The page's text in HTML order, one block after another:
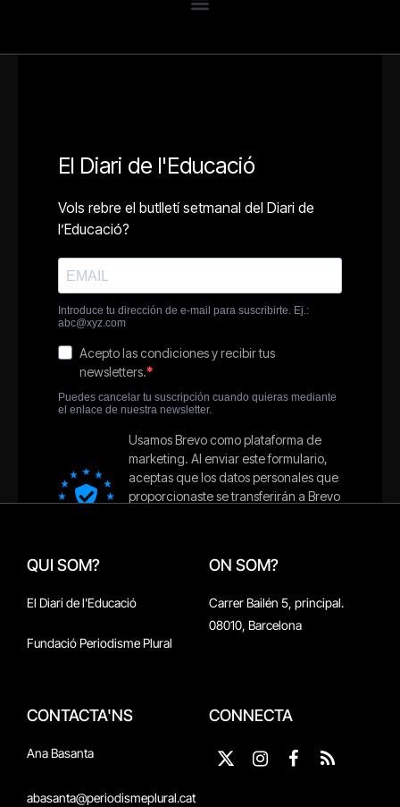
QUI SOM?
El Diari de l'Educació
Fundació Periodisme Plural
ON SOM?
Carrer Bailén 5, principal.
08010, Barcelona
CONTACTA'NS
Ana Basanta
abasanta@periodismeplural.cat
CONNECTA
X
InstagramFacebook
RSS